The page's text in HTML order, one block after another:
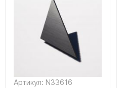
Артикул: N33616